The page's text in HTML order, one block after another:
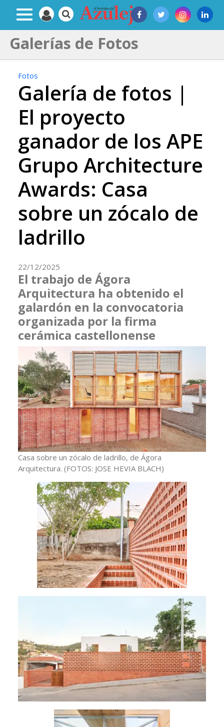
Galerías de Fotos
Fotos
Galería de fotos |
El proyecto
ganador de los APE
Grupo Architecture
Awards: Casa
sobre un zócalo de
ladrillo
22/12/2025
El trabajo de Ágora
Arquitectura ha obtenido el
galardón en la convocatoria
organizada por la firma
cerámica castellonense
Casa sobre un zócalo de ladrillo, de Ágora
Arquitectura. (FOTOS: JOSE HEVIA BLACH)